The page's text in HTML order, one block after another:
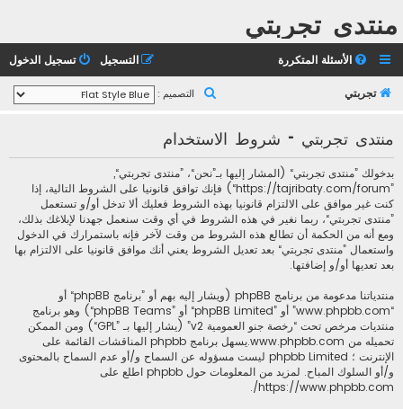
منتدى تجربتي
الأسئلة المتكررة تسجيل الدخول التسجيل
تجربتي التصميم :
ث
منتدى تجربتي - شروط الاستخدام
بدخولك ”منتدى تجربتي“ (المشار إليها بـ”نحن“، ”منتدى تجربتي“,
”https://tajribaty.com/forum“) فإنك توافق قانونيا على الشروط التالية، إذا
كنت غير موافق على الالتزام قانونيا بهذه الشروط فعليك ألا تدخل أو/و تستعمل
”منتدى تجربتي“، ربما نغير في هذه الشروط في أي وقت سنعمل جهدنا لإبلاغك بذلك،
ومع أنه من الحكمة أن تطالع هذه الشروط من وقت لآخر فإنه باستمرارك في الدخول
واستعمال ”منتدى تجربتي“ بعد تعديل الشروط يعني أنك موافق قانونيا على الالتزام بها
بعد تعديها أو/و إضافتها.
منتدياتنا مدعومة من برنامج phpBB (ويشار إليه بهم أو ”برنامج phpBB“ أو
“www.phpbb.com” أو ”phpBB Limited“ أو ”phpBB Teams“) وهو برنامج
منتديات مرخص تحت “رخصة جنو العمومية v2
” (يشار إليها بـ ”GPL“) ومن الممكن
تحميله من www.phpbb.com
.يسهل برنامج phpbb المناقشات القائمة على
الإنترنت ؛ phpbb Limited ليست مسؤوله عن السماح و/أو عدم السماح بالمحتوى
و/أو السلوك المباح. لمزيد من المعلومات حول phpbb اطلع على
https://www.phpbb.com/
.